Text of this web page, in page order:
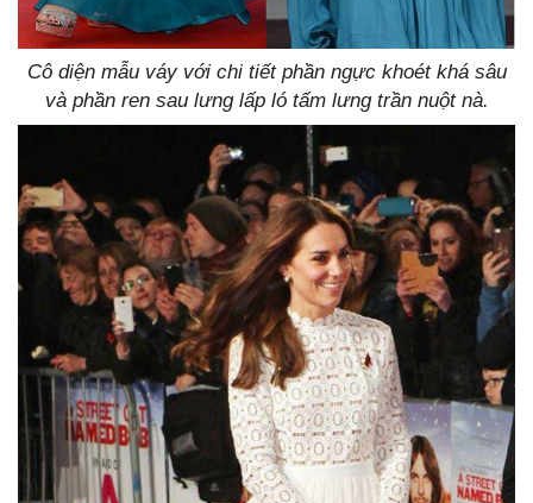
Cô diện mẫu váy với chi tiết phần ngực khoét khá sâu
và phần ren sau lưng lấp ló tấm lưng trần nuột nà.